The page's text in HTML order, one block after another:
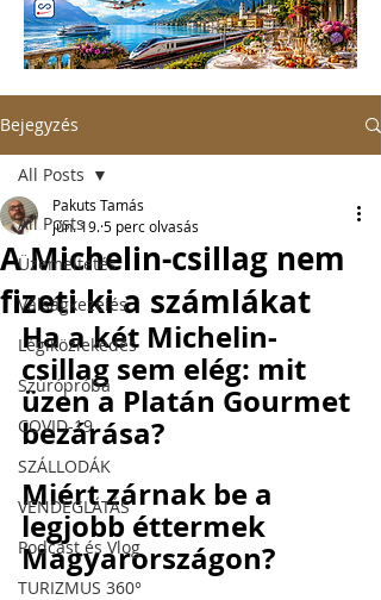
A turizmus, a szállodaipar, a mobilitás és a
vendéglátás szakértői szemmel.
FELIRATKOZÁS
Bejegyzés
All Posts
Üzemeltetés
Válságkezelés
Légiközlekedés
Szúrópróba
COVID-19
SZÁLLODÁK
VENDÉGLÁTÁS
Podcast és Vlog
TURIZMUS 360°
All Posts
A Michelin-csillag nem
fizeti ki a számlákat
Pakuts Tamás
jún. 19.5 perc olvasás
Ha a két Michelin-
csillag sem elég: mit
üzen a Platán Gourmet
bezárása?
Miért zárnak be a
legjobb éttermek
Magyarországon?